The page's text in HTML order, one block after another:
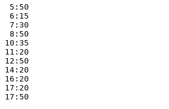
5:50
6:15
7:30
8:50
10:35
11:20
12:50
14:20
16:20
17:20